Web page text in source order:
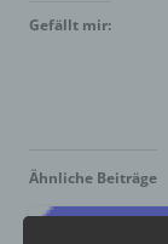
Gefällt mir:
Ähnliche Beiträge